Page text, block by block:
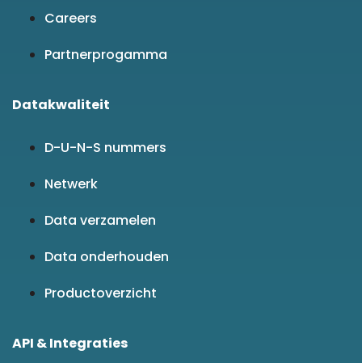
Careers
Partnerprogamma
Datakwaliteit
D-U-N-S nummers
Netwerk
Data verzamelen
Data onderhouden
Productoverzicht
API & Integraties